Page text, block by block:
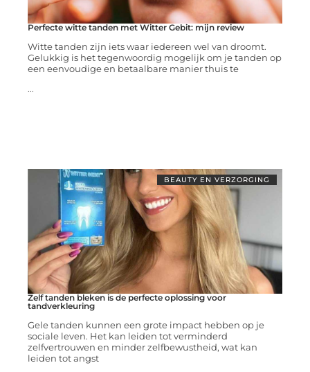
Perfecte witte tanden met Witter Gebit: mijn review
Witte tanden zijn iets waar iedereen wel van droomt.
Gelukkig is het tegenwoordig mogelijk om je tanden op
een eenvoudige en betaalbare manier thuis te
...
BEAUTY EN VERZORGING
Zelf tanden bleken is de perfecte oplossing voor
tandverkleuring
Gele tanden kunnen een grote impact hebben op je
sociale leven. Het kan leiden tot verminderd
zelfvertrouwen en minder zelfbewustheid, wat kan
leiden tot angst